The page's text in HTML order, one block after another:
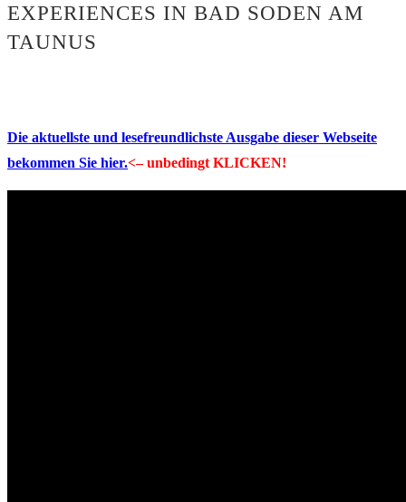
EXPERIENCES IN BAD SODEN AM
TAUNUS
Die aktuellste und lesefreundlichste Ausgabe dieser Webseite
bekommen Sie hier.<– unbedingt KLICKEN!